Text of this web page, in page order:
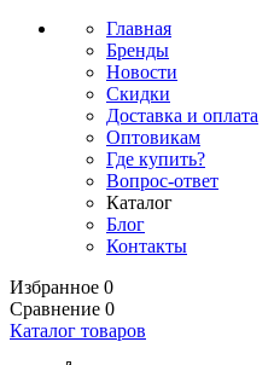
Главная
Бренды
Новости
Скидки
Доставка и оплата
Оптовикам
Где купить?
Вопрос-ответ
Каталог
Блог
Контакты
Избранное 0
Сравнение 0
Каталог товаров